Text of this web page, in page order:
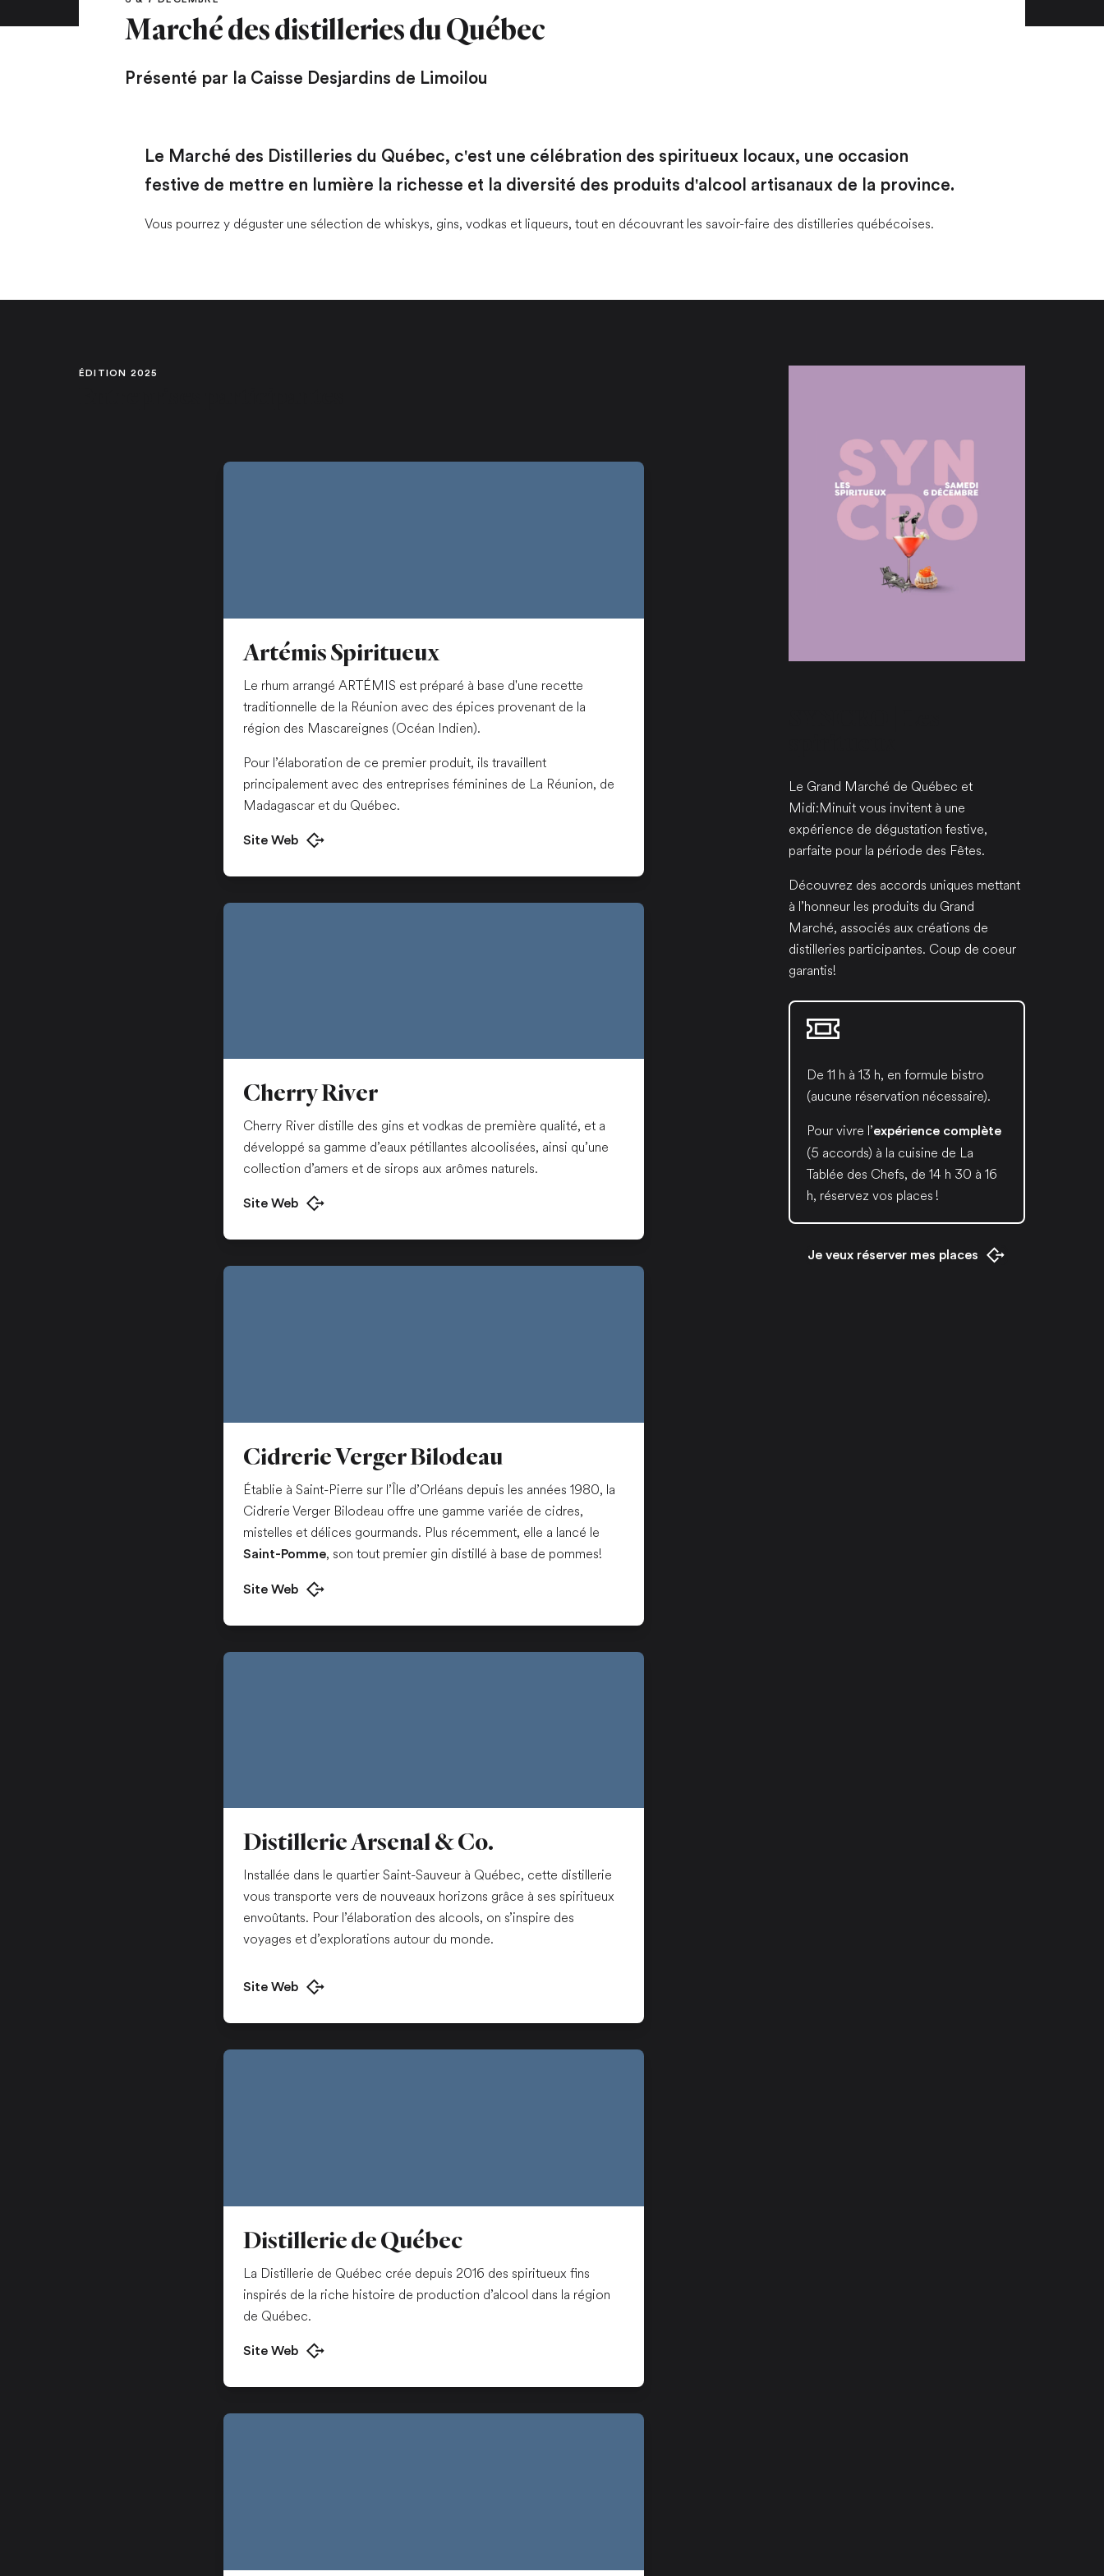
Marché des distilleries du Québec
Présenté par la Caisse Desjardins de Limoilou
Le Marché des Distilleries du Québec, c'est une célébration des spiritueux locaux, une occasion
festive de mettre en lumière la richesse et la diversité des produits d'alcool artisanaux de la province.
Vous pourrez y déguster une sélection de whiskys, gins, vodkas et liqueurs, tout en découvrant les savoir-faire des distilleries québécoises.
ÉDITION 2025
Artémis Spiritueux
Le rhum arrangé ARTÉMIS est préparé à base d'une recette
traditionnelle de la Réunion avec des épices provenant de la
région des Mascareignes (Océan Indien).
Pour l’élaboration de ce premier produit, ils travaillent
principalement avec des entreprises féminines de La Réunion, de
Madagascar et du Québec.
Site Web
Ouvrir dans un nouvel onglet
Cherry River
Cherry River distille des gins et vodkas de première qualité, et a
développé sa gamme d’eaux pétillantes alcoolisées, ainsi qu’une
collection d’amers et de sirops aux arômes naturels.
Site Web
Ouvrir dans un nouvel onglet
Cidrerie Verger Bilodeau
Établie à Saint-Pierre sur l’Île d’Orléans depuis les années 1980, la
Cidrerie Verger Bilodeau offre une gamme variée de cidres,
mistelles et délices gourmands. Plus récemment, elle a lancé le
Saint-Pomme, son tout premier gin distillé à base de pommes!
Site Web
Ouvrir dans un nouvel onglet
Distillerie Arsenal & Co.
Installée dans le quartier Saint-Sauveur à Québec, cette distillerie
vous transporte vers de nouveaux horizons grâce à ses spiritueux
envoûtants. Pour l’élaboration des alcools, on s’inspire des
voyages et d’explorations autour du monde.
Site Web
Ouvrir dans un nouvel onglet
Distillerie de Québec
La Distillerie de Québec crée depuis 2016 des spiritueux fins
inspirés de la riche histoire de production d’alcool dans la région
de Québec.
Site Web
Ouvrir dans un nouvel onglet
Le Grand Marché de Québec et
Midi:Minuit vous invitent à une
expérience de dégustation festive,
parfaite pour la période des Fêtes.
Découvrez des accords uniques mettant
à l’honneur les produits du Grand
Marché, associés aux créations de
distilleries participantes. Coup de coeur
garantis!
De 11 h à 13 h, en formule bistro
(aucune réservation nécessaire).
Pour vivre l’expérience complète
(5 accords) à la cuisine de La
Tablée des Chefs, de 14 h 30 à 16
h, réservez vos places !
Je veux réserver mes places
Ouvrir dans un nouvel onglet